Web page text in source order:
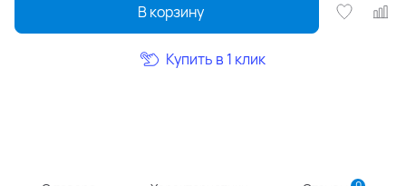
В корзину
Купить в 1 клик